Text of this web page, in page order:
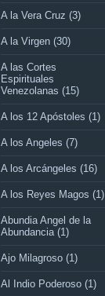
A la Vera Cruz (3)
A la Virgen (30)
A las Cortes
Espirituales
Venezolanas (15)
A los 12 Apóstoles (1)
A los Angeles (7)
A los Arcángeles (16)
A los Reyes Magos (1)
Abundia Angel de la
Abundancia (1)
Ajo Milagroso (1)
Al Indio Poderoso (1)